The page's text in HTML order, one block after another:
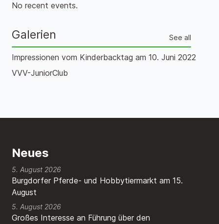
No recent events.
Galerien See all
Impressionen vom Kinderbacktag am 10. Juni 2022
VVV-JuniorClub
Neues
Burgdorfer Pferde- und Hobbytiermarkt am 15.
August
5. August 2026
Großes Interesse an Führung über den
5. August 2026